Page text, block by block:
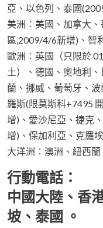
亞、以色列、泰國
美洲︰美國、加拿大
區,2009/4/6新增)、智
歐洲︰英國（只限於
土）、德國、奧地利
蘭、挪威、葡萄牙、
羅斯(限莫斯科+7495
增)、愛沙尼亞、捷克
增)、保加利亞、克羅
大洋洲︰澳洲、紐西蘭
行動電話：
中國大陸、香
坡、泰國 。